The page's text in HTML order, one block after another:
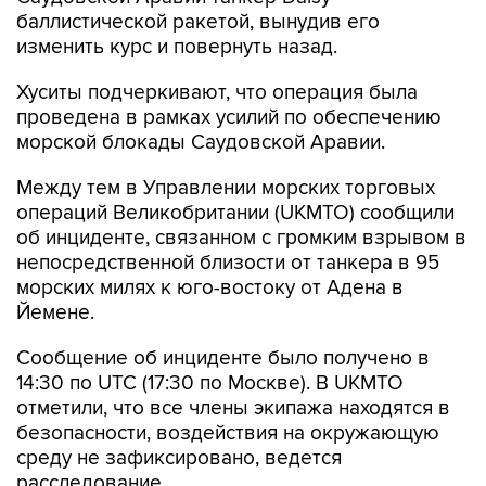
баллистической ракетой, вынудив его
изменить курс и повернуть назад.
Хуситы подчеркивают, что операция была
проведена в рамках усилий по обеспечению
морской блокады Саудовской Аравии.
Между тем в Управлении морских торговых
операций Великобритании (UKMTO) сообщили
об инциденте, связанном с громким взрывом в
непосредственной близости от танкера в 95
морских милях к юго-востоку от Адена в
Йемене.
Сообщение об инциденте было получено в
14:30 по UTC (17:30 по Москве). В UKMTO
отметили, что все члены экипажа находятся в
безопасности, воздействия на окружающую
среду не зафиксировано, ведется